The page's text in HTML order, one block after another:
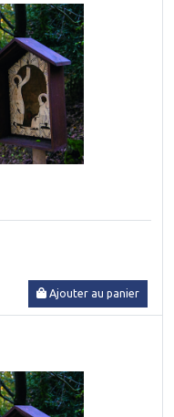
Ajouter au panier